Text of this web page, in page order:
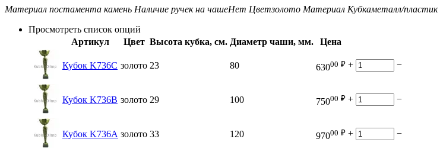
Материал постамента камень Наличие ручек на чашеНет Цветзолото Материал Кубкаметалл/пластик
Просмотреть список опций
Артикул
Цвет Высота кубка, см. Диаметр чаши, мм. Цена
Кубок K736C золото 23 80 63000 ₽ + −
Кубок K736B золото 29 100 75000 ₽ + −
Кубок K736A золото 33 120 97000 ₽ + −